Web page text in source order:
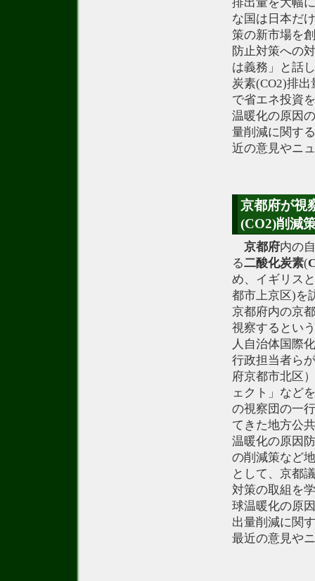
な国は日本だ
策の新市場を
防止対策への
は義務」と話
炭素(CO2)排
で省エネ投資
温暖化の原因
量削減に関す
近の意見やニ
京都府が視
(CO2)削減
京都府内の
る二酸化炭素(
め、イギリス
都市上京区)を
京都府内の京
視察するとい
人自治体国際
行政担当者ら
府京都市北区
ェクト」など
の視察団の一
てきた地方公
温暖化の原因
の削減策など
として、京都
対策の取組を
球温暖化の原
出量削減に関
最近の意見や